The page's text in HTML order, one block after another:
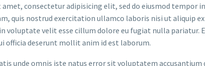
consectetur adipisicing elit, sed do eiusmod tempor
quis nostrud exercitation ullamco laboris nisi ut aliquip
voluptate velit esse cillum dolore eu fugiat nulla pariatur.
officia deserunt mollit anim id est laborum.
unde omnis iste natus error sit voluptatem